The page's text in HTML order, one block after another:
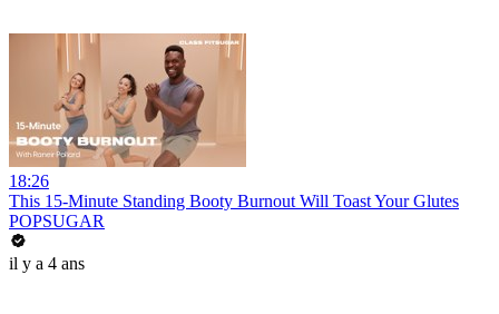
18:26
This 15-Minute Standing Booty Burnout Will Toast Your Glutes
POPSUGAR
il y a 4 ans